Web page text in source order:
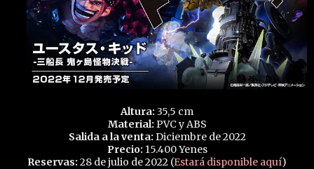
Altura: 35,5 cm
Material: PVC y ABS
Salida a la venta: Diciembre de 2022
Precio: 15.400 Yenes
Reservas: 28 de julio de 2022 (Estará disponible aquí)